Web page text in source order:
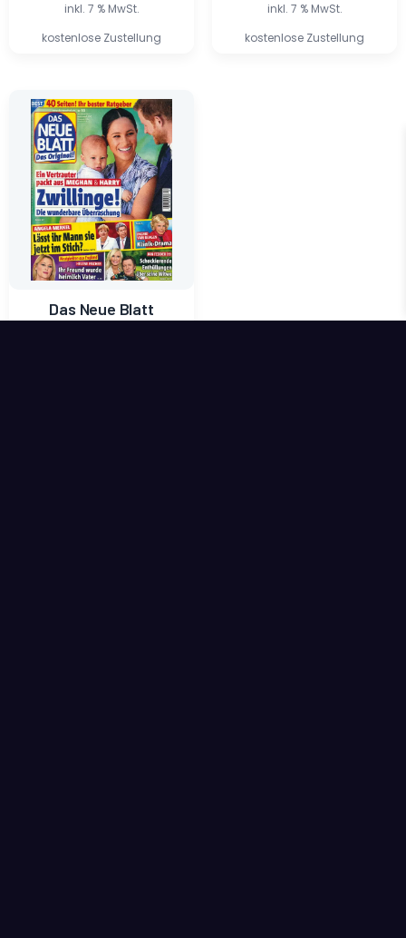
inkl. 7 % MwSt.
kostenlose Zustellung
inkl. 7 % MwSt.
kostenlose Zustellung
Das Neue Blatt
Ursprünglicher
Preis
war:
2,59 €
Aktueller
Preis
ist:
1,80 €.